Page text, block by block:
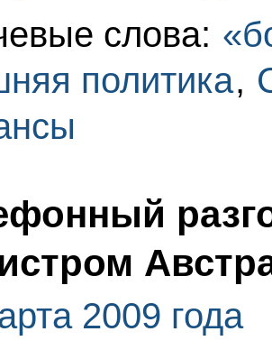
слова:
политика,
2009 года